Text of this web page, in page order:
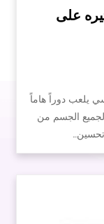
على
يلعب دوراً هاماً
الجسم من